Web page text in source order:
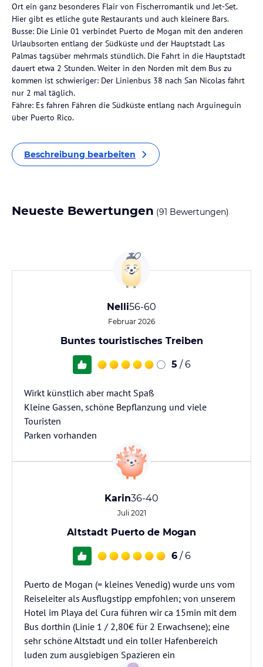
Ort ein ganz besonderes Flair von Fischerromantik und Jet-Set.
Hier gibt es etliche gute Restaurants und auch kleinere Bars.
Busse: Die Linie 01 verbindet Puerto de Mogan mit den anderen
Urlaubsorten entlang der Südküste und der Hauptstadt Las
Palmas tagsüber mehrmals stündlich. Die Fahrt in die Hauptstadt
dauert etwa 2 Stunden. Weiter in den Norden mit dem Bus zu
kommen ist schwieriger: Der Linienbus 38 nach San Nicolas fährt
nur 2 mal täglich.
Fähre: Es fahren Fähren die Südküste entlang nach Arguineguin
über Puerto Rico.
Beschreibung bearbeiten
Neueste Bewertungen (91 Bewertungen)
Nelli56-60
Februar 2026
Buntes touristisches Treiben
5 / 6
Wirkt künstlich aber macht Spaß
Kleine Gassen, schöne Bepflanzung und viele
Touristen
Parken vorhanden
Karin36-40
Juli 2021
Altstadt Puerto de Mogan
6 / 6
Puerto de Mogan (= kleines Venedig) wurde uns vom
Reiseleiter als Ausflugstipp empfohlen; von unserem
Hotel im Playa del Cura führen wir ca 15min mit dem
Bus dorthin (Linie 1 / 2,80€ für 2 Erwachsene); eine
sehr schöne Altstadt und ein toller Hafenbereich
luden zum ausgiebigen Spazieren ein